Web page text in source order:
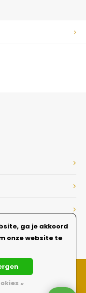
ga je akkoord
onze website te
»